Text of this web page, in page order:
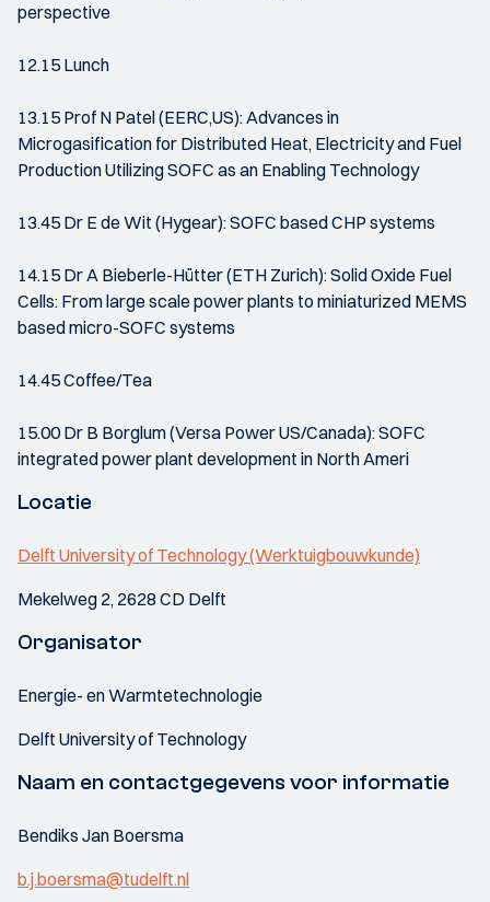
perspective
12.15 Lunch
13.15 Prof N Patel (EERC,US): Advances in
Microgasification for Distributed Heat, Electricity and Fuel
Production Utilizing SOFC as an Enabling Technology
13.45 Dr E de Wit (Hygear): SOFC based CHP systems
14.15 Dr A Bieberle-Hütter (ETH Zurich): Solid Oxide Fuel
Cells: From large scale power plants to miniaturized MEMS
based micro-SOFC systems
14.45 Coffee/Tea
15.00 Dr B Borglum (Versa Power US/Canada): SOFC
integrated power plant development in North Ameri
Locatie
Delft University of Technology (Werktuigbouwkunde)
Mekelweg 2, 2628 CD Delft
Organisator
Energie- en Warmtetechnologie
Delft University of Technology
Naam en contactgegevens voor informatie
Bendiks Jan Boersma
b.j.boersma@tudelft.nl